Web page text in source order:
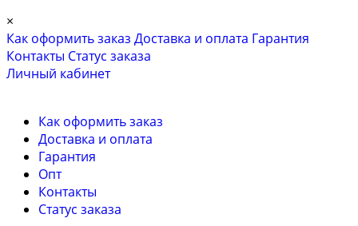
×
Как оформить заказ Доставка и оплата Гарантия
Контакты Cтатус заказа
Личный кабинет
Как оформить заказ
Доставка и оплата
Гарантия
Опт
Контакты
Cтатус заказа